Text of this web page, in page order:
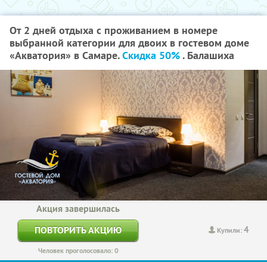
От 2 дней отдыха с проживанием в номере
выбранной категории для двоих в гостевом доме
«Акватория» в Самаре.Скидка 50%. Балашиха
Купили:4
Акция завершилась
ПОВТОРИТЬ АКЦИЮ
Человек проголосовало: 0